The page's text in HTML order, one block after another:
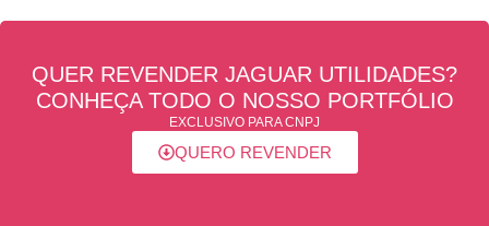
QUER REVENDER JAGUAR UTILIDADES?
CONHEÇA TODO O NOSSO PORTFÓLIO
EXCLUSIVO PARA CNPJ
QUERO REVENDER